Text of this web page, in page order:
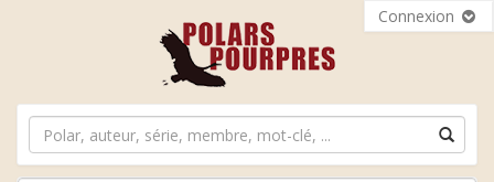
Connexion